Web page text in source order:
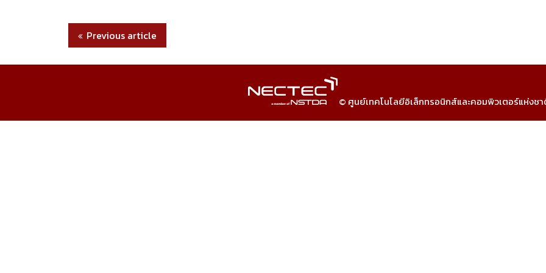
Previous article
© ศูนย์เทคโนโลยีอิเล็กทรอนิกส์และคอมพิวเตอร์แห่งชา